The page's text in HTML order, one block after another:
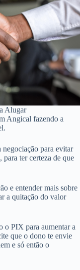
Alugar
Angical fazendo a
para evitar
ter certeza de que
e entender mais sobre
a quitação do valor
o PIX para aumentar a
que o dono te envie
e só então o